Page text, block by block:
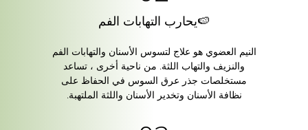
🍉يحارب التهابات الفم
النيم العضوي هو علاج لتسوس الأسنان والتهابات الفم
والنزيف والتهاب اللثة. من ناحية أخرى ، تساعد
مستخلصات جذر عرق السوس في الحفاظ على
نظافة الأسنان وتخدير الأسنان واللثة الملتهبة.